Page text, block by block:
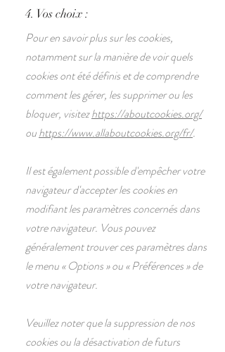
4. Vos choix :
Pour en savoir plus sur les cookies,
notamment sur la manière de voir quels
cookies ont été définis et de comprendre
comment les gérer, les supprimer ou les
bloquer, visitezhttps://aboutcookies.org/
ouhttps://www.allaboutcookies.org/fr/.
Il est également possible d'empêcher votre
navigateur d'accepter les cookies en
modifiant les paramètres concernés dans
votre navigateur. Vous pouvez
généralement trouver ces paramètres dans
le menu«Options»ou«Préférences»de
votre navigateur.
Veuillez noter que la suppression de nos
cookies ou la désactivation de futurs